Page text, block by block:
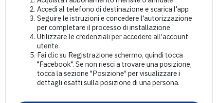
Accedi al telefono di destinazione e scarica l'app
Seguire le istruzioni e concedere l'autorizzazione
per completare il processo di installazione
Utilizzare le credenziali per accedere all'account
utente.
Fai clic su Registrazione schermo, quindi tocca
"Facebook". Se non riesci a trovare una posizione,
tocca la sezione "Posizione" per visualizzare i
dettagli esatti sulla posizione di una persona.